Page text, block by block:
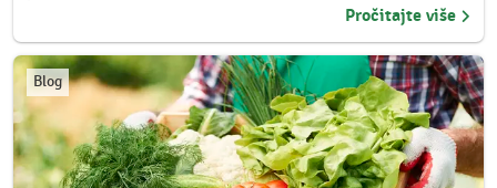
Pročitajte više
Blog